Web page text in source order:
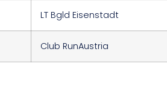
LT Bgld Eisenstadt
Club RunAustria